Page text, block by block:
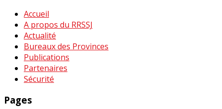
Accueil
A propos du RRSSJ
Actualité
Bureaux des Provinces
Publications
Partenaires
Sécurité
Pages